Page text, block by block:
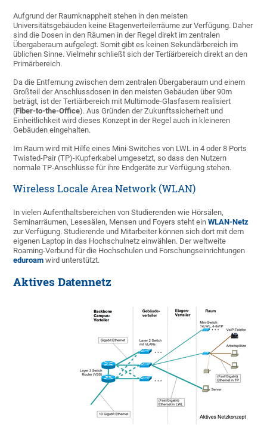
Aufgrund der Raumknappheit stehen in den meisten
Universitätsgebäuden keine Etagenverteilerräume zur Verfügung. Daher
sind die Dosen in den Räumen in der Regel direkt im zentralen
Übergaberaum aufgelegt. Somit gibt es keinen Sekundärbereich im
üblichen Sinne. Vielmehr schließt sich der Tertiärbereich direkt an den
Primärbereich.
Da die Entfernung zwischen dem zentralen Übergaberaum und einem
Großteil der Anschlussdosen in den meisten Gebäuden über 90m
beträgt, ist der Tertiärbereich mit Multimode-Glasfasern realisiert
(Fiber-to-the-Office). Aus Gründen der Zukunftssicherheit und
Einheitlichkeit wird dieses Konzept in der Regel auch in kleineren
Gebäuden eingehalten.
Im Raum wird mit Hilfe eines Mini-Switches von LWL in 4 oder 8 Ports
Twisted-Pair (TP)-Kupferkabel umgesetzt, so dass den Nutzern
normale TP-Anschlüsse für ihre Endgeräte zur Verfügung stehen.
Wireless Locale Area Network (WLAN)
In vielen Aufenthaltsbereichen von Studierenden wie Hörsälen,
Seminarräumen, Lesesälen, Mensen und Foyers steht einWLAN-Netz
zur Verfügung. Studierende und Mitarbeiter können sich dort mit dem
eigenen Laptop in das Hochschulnetz einwählen. Der weltweite
Roaming-Verbund für die Hochschulen und Forschungseinrichtungen
eduroam wird unterstützt.
Aktives Datennetz